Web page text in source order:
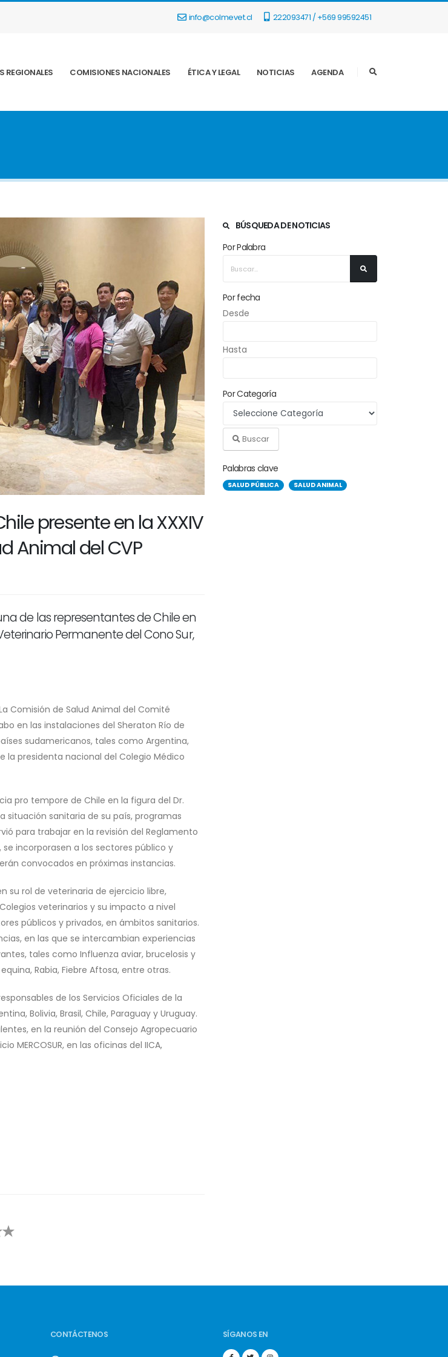
info@colmevet.cl 222093471 / +569 99592451
REGIONALES COMISIONES NACIONALES ÉTICA Y LEGAL NOTICIAS AGENDA
BÚSQUEDA DE NOTICIAS
Por Palabra
Por fecha
Desde
Hasta
Por Categoría
Buscar
Palabras clave
SALUD PÚBLICA SALUD ANIMAL
presente en la XXXIV
Animal del CVP
de las representantes de Chile en
Permanente del Cono Sur,
Comisión de Salud Animal del Comité
en las instalaciones del Sheraton Río de
sudamericanos, tales como Argentina,
la presidenta nacional del Colegio Médico
pro tempore de Chile en la figura del Dr.
situación sanitaria de su país, programas
para trabajar en la revisión del Reglamento
incorporasen a los sectores público y
convocados en próximas instancias.
su rol de veterinaria de ejercicio libre,
veterinarios y su impacto a nivel
públicos y privados, en ámbitos sanitarios.
en las que se intercambian experiencias
tales como Influenza aviar, brucelosis y
Rabia, Fiebre Aftosa, entre otras.
de los Servicios Oficiales de la
Bolivia, Brasil, Chile, Paraguay y Uruguay.
en la reunión del Consejo Agropecuario
MERCOSUR, en las oficinas del IICA,
CONTÁCTENOS SÍGANOS EN